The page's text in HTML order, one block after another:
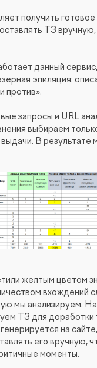
получить
ТЗ вручную,
данный
эпиляция:
против».
запросы и URL
выбираем
В результате
желтым цветом
вхождений
мы анализируем.
ТЗ для доработки
на
его вручную,
моменты.